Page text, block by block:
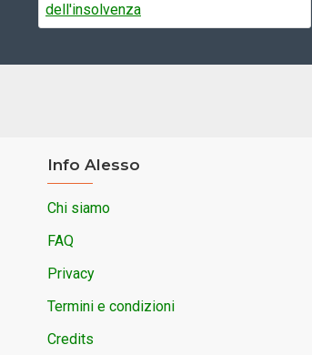
Info Alesso
Chi siamo
FAQ
Privacy
Termini e condizioni
Credits